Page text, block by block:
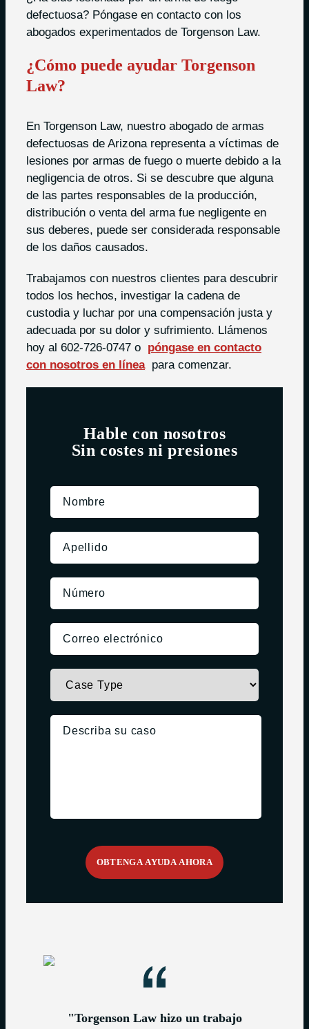
Hable con nosotros
Sin costes ni presiones
"Torgenson Law hizo un trabajo
defectuosa? Póngase en contacto con los
abogados experimentados de Torgenson Law.
¿Cómo puede ayudar Torgenson
Law?
En Torgenson Law, nuestro abogado de armas
defectuosas de Arizona representa a víctimas de
lesiones por armas de fuego o muerte debido a la
negligencia de otros. Si se descubre que alguna
de las partes responsables de la producción,
distribución o venta del arma fue negligente en
sus deberes, puede ser considerada responsable
de los daños causados.
Trabajamos con nuestros clientes para descubrir
todos los hechos, investigar la cadena de
custodia y luchar por una compensación justa y
adecuada por su dolor y sufrimiento. Llámenos
hoy al 602-726-0747 o póngase en contacto
con nosotros en línea para comenzar.